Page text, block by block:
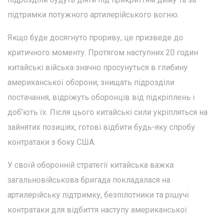
підтримки потужного артилерійського вогню.
Якщо буде досягнуто прориву, це призведе до
критичного моменту. Протягом наступних 20 годин
китайські війська значно просунуться в глибину
американської оборони, знищать підрозділи
постачання, відріжуть оборонців від підкріплень і
доб’ють їх. Після цього китайські сили укріпляться на
зайнятих позиціях, готові відбити будь-яку спробу
контратаки з боку США.
У своїй оборонній стратегії китайська важка
загальновійськова бригада покладалася на
артилерійську підтримку, безпілотники та рішучі
контратаки для відбиття наступу американської